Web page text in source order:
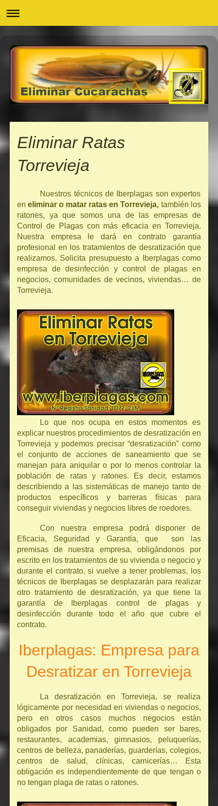
Eliminar Ratas
Torrevieja
Nuestros técnicos de Iberplagas son expertos
en eliminar o matar ratas en Torrevieja, también los
ratones, ya que somos una de las empresas de
Control de Plagas con más eficacia en Torrevieja.
Nuestra empresa le dará en contrato garantía
profesional en los tratamientos de desratización que
realizamos. Solicita presupuesto a Iberplagas como
empresa de desinfección y control de plagas en
negocios, comunidades de vecinos, viviendas… de
Torrevieja.
Lo que nos ocupa en estos momentos es
explicar nuestros procedimientos de desratización en
Torrevieja y podemos precisar “desratización” como
el conjunto de acciones de saneamiento que se
manejan para aniquilar o por lo menos controlar la
población de ratas y ratones. Es decir, estamos
describiendo a las sistemáticas de manejo tanto de
productos específicos y barreras físicas para
conseguir viviendas y negocios libres de roedores.
Con nuestra empresa podrá disponer de
Eficacia, Seguridad y Garantía, que son las
premisas de nuestra empresa, obligándonos por
escrito en los tratamientos de su vivienda o negocio y
durante el contrato, si vuelve a tener problemas, los
técnicos de Iberplagas se desplazarán para realizar
otro tratamiento de desratización, ya que tiene la
garantía de Iberplagas control de plagas y
desinfección durante todo el año que cubre el
contrato.
Iberplagas: Empresa para
Desratizar en Torrevieja
La desratización en Torrevieja, se realiza
lógicamente por necesidad en viviendas o negocios,
pero en otros casos muchos negocios están
obligados por Sanidad, como pueden ser bares,
restaurantes, academias, gimnasios, peluquerías,
centros de belleza, panaderías, guarderías, colegios,
centros de salud, clínicas, carnicerías… Esta
obligación es independientemente de que tengan o
no tengan plaga de ratas o ratones.